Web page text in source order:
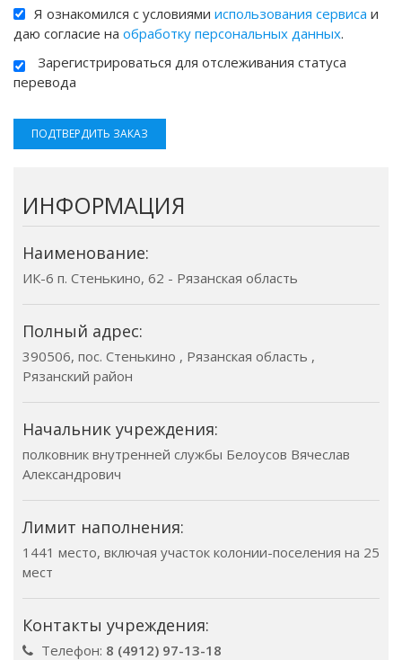
Я ознакомился с условиями использования сервиса и
даю согласие на обработку персональных данных.
Зарегистрироваться для отслеживания статуса
перевода
ПОДТВЕРДИТЬ ЗАКАЗ
ИНФОРМАЦИЯ
Наименование:
ИК-6 п. Стенькино, 62 - Рязанская область
Полный адрес:
390506, пос. Стенькино , Рязанская область ,
Рязанский район
Начальник учреждения:
полковник внутренней службы Белоусов Вячеслав
Александрович
Лимит наполнения:
1441 место, включая участок колонии-поселения на 25
мест
Контакты учреждения:
Телефон: 8 (4912) 97-13-18